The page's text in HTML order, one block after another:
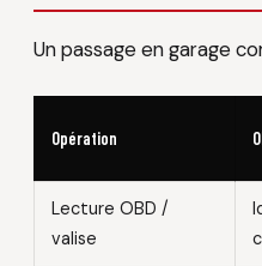
Un passage en garage
Opération
Lecture OBD /
valise